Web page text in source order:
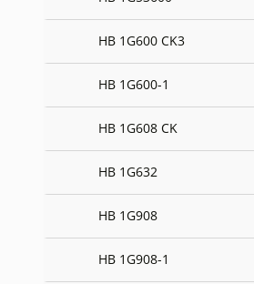
HB 1G600 CK3
HB 1G600-1
HB 1G608 CK
HB 1G632
HB 1G908
HB 1G908-1